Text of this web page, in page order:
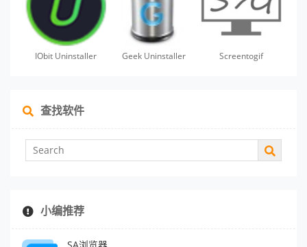
IObit Uninstaller Geek Uninstaller Screentogif
查找软件
小编推荐